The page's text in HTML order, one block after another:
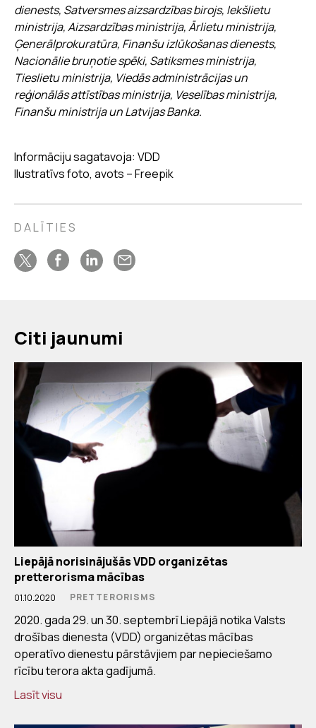
dienests, Satversmes aizsardzības birojs, Iekšlietu
ministrija, Aizsardzības ministrija, Ārlietu ministrija,
Ģenerālprokuratūra, Finanšu izlūkošanas dienests,
Nacionālie bruņotie spēki, Satiksmes ministrija,
Tieslietu ministrija, Viedās administrācijas un
reģionālās attīstības ministrija, Veselības ministrija,
Finanšu ministrija un Latvijas Banka.
Informāciju sagatavoja: VDD
Ilustratīvs foto, avots – Freepik
DALĪTIES
Citi jaunumi
Liepājā norisinājušās VDD organizētas
pretterorisma mācības
01.10.2020 PRETTERORISMS
2020. gada 29. un 30. septembrī Liepājā notika Valsts
drošības dienesta (VDD) organizētas mācības
operatīvo dienestu pārstāvjiem par nepieciešamo
rīcību terora akta gadījumā.
Lasīt visu